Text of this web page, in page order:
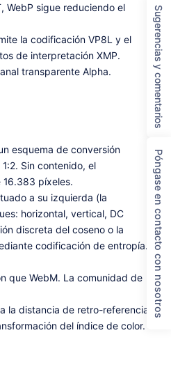
WebP sigue reduciendo el
la codificación VP8L y el
de interpretación XMP.
transparente Alpha.
esquema de conversión
Sin contenido, el
16.383 píxeles.
a su izquierda (la
horizontal, vertical, DC
discreta del coseno o la
codificación de entropía.
que WebM. La comunidad de
la distancia de retro-referencia
del índice de color.
Sugerencias y comentarios
Póngase en contacto con nosotros